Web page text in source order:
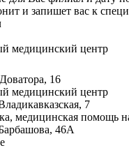
и запишет вас к
медицинский центр
16
медицинский центр
7
медицинская помощь
46А